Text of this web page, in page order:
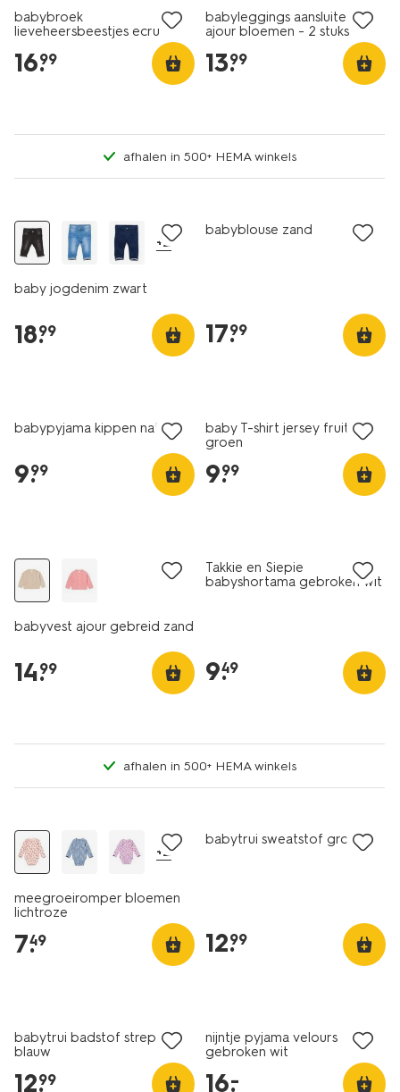
babybroek
lieveheersbeestjes ecru
16.
99
babyleggings aansluitend
ajour bloemen - 2 stuks
13.
99
afhalen in 500+ HEMA winkels
+2
baby jogdenim zwart
18.
99
babyblouse zand
17.
99
babypyjama kippen naturel
9.
99
baby T-shirt jersey fruit
groen
9.
99
babyvest ajour gebreid zand
14.
99
Takkie en Siepie
babyshortama gebroken wit
9.
49
afhalen in 500+ HEMA winkels
+2
meegroeiromper bloemen
lichtroze
7.
49
babytrui sweatstof groen
12.
99
babytrui badstof strepen
blauw
12.
99
nijntje pyjama velours
gebroken wit
16.
–